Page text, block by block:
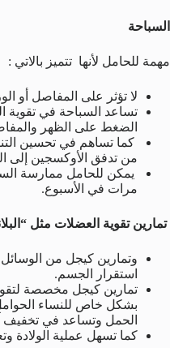
السباحة
مهمة للحامل لأنها تتميز بالاتي :
لا تؤثر على المفاصل أو
تساعد السباحة في تقوية
الضغط على الظهر
كما تساهم في تحسين
من تدفق الأوكسجين إلى
مرات في الأسبوع.
تمارين تقوية العضلات مثل
وتمارين كيجل من
استقرار الجسم.
تمارين كيجل مخصصة
بشكل خاص للنساء
الحمل وتساعد في تخفيف
كما تسهل عملية الولادة